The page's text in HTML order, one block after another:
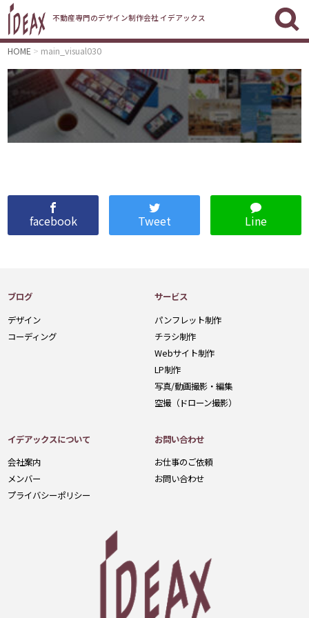
不動産専門のデザイン制作会社 イデアックス
HOME main_visual030
facebook Tweet Line
ブログ
デザイン
コーディング
サービス
パンフレット制作
チラシ制作
Webサイト制作
LP制作
写真/動画撮影・編集
空撮（ドローン撮影）
イデアックスについて
会社案内
メンバー
プライバシーポリシー
お問い合わせ
お仕事のご依頼
お問い合わせ